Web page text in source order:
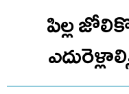
పిల్ల